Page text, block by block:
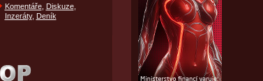
Komentáře, Diskuze,
Inzeráty, Deník